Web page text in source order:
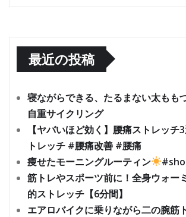
最近の投稿
寝ながらできる、たるまない太もも
自重サイクリング
【ヤバいほど効く】腰痛ストレッチ
トレッチ #腰痛改善 #腰痛
痩せたモーニングルーティン
筋トレやスポーツ前に！全身ウォー
的ストレッチ【6分間】
エアロバイクに乗りながら二の腕筋